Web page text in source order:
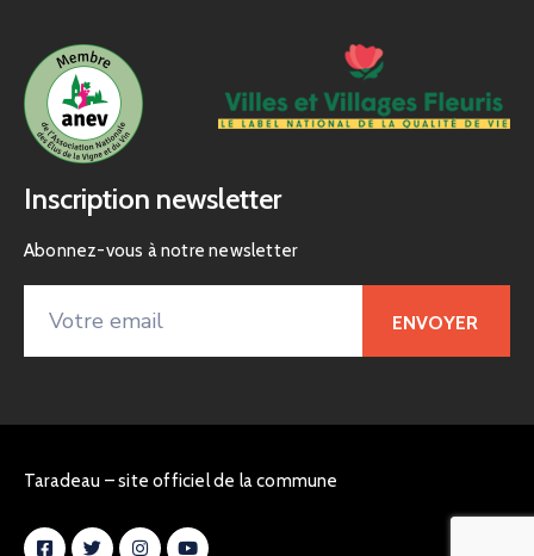
Inscription newsletter
Abonnez-vous à notre newsletter
Taradeau – site officiel de la commune